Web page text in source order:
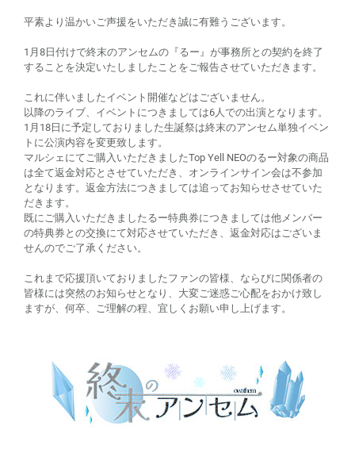
平素より温かいご声援をいただき誠に有難うございます。
1月8日付けで終末のアンセムの『るー』が事務所との契約を終了
することを決定いたしましたことをご報告させていただきます。
これに伴いましたイベント開催などはございません。
以降のライブ、イベントにつきましては6人での出演となります。
1月18日に予定しておりました生誕祭は終末のアンセム単独イベン
トに公演内容を変更致します。
マルシェにてご購入いただきましたTop Yell NEOのるー対象の商品
は全て返金対応とさせていただき、オンラインサイン会は不参加
となります。返金方法につきましては追ってお知らせさせていた
だきます。
既にご購入いただきましたるー特典券につきましては他メンバー
の特典券との交換にて対応させていただき、返金対応はございま
せんのでご了承ください。
これまで応援頂いておりましたファンの皆様、ならびに関係者の
皆様には突然のお知らせとなり、大変ご迷惑ご心配をおかけ致し
ますが、何卒、ご理解の程、宜しくお願い申し上げます。